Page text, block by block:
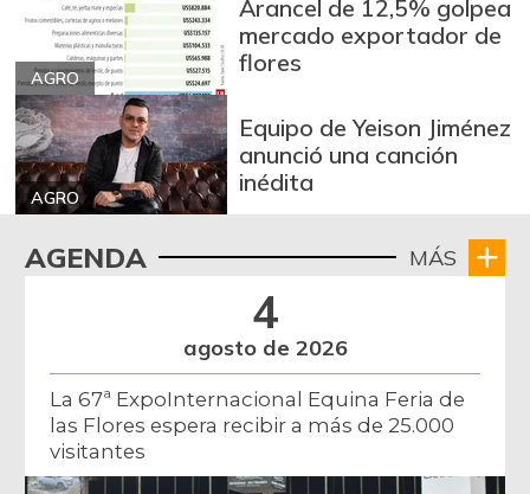
AGRO
Arancel de 12,5% golpea
mercado exportador de
flores
AGRO
Equipo de Yeison Jiménez
anunció una canción
inédita
AGENDA MÁS
4
agosto de 2026
La 67ª ExpoInternacional Equina Feria de
las Flores espera recibir a más de 25.000
visitantes